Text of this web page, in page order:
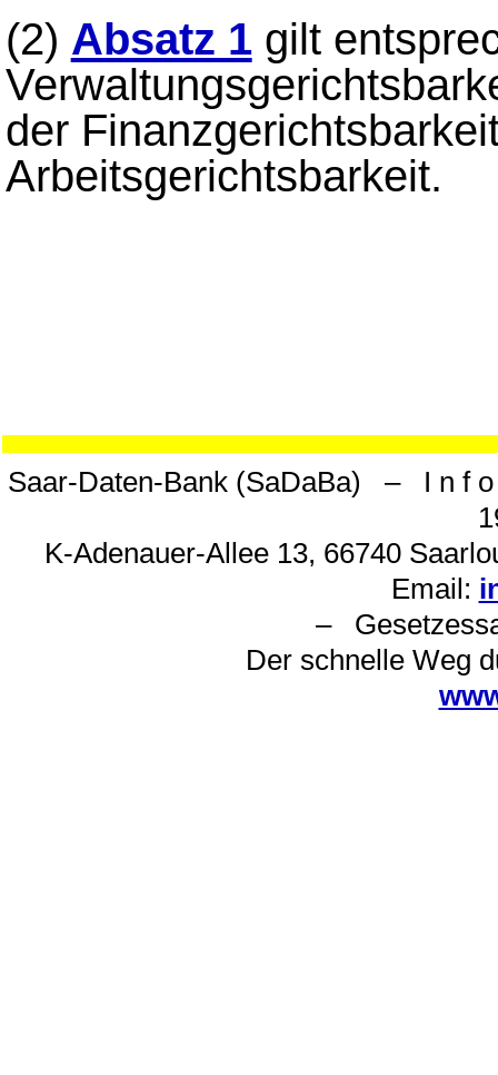
(2) Absatz 1gilt
der
Arbeitsgerichtsbarkeit.
Saar-Daten-Bank (SaDaBa) – I n f
K-Adenauer-Allee 13, 66740
Email:
–
Der schnelle Weg